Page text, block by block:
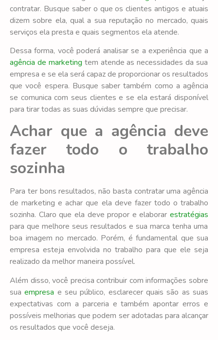
contratar. Busque saber o que os clientes antigos e atuais
dizem sobre ela, qual a sua reputação no mercado, quais
serviços ela presta e quais segmentos ela atende.
Dessa forma, você poderá analisar se a experiência que a
agência de marketing tem atende as necessidades da sua
empresa e se ela será capaz de proporcionar os resultados
que você espera. Busque saber também como a agência
se comunica com seus clientes e se ela estará disponível
para tirar todas as suas dúvidas sempre que precisar.
Achar que a agência deve
fazer todo o trabalho
sozinha
Para ter bons resultados, não basta contratar uma agência
de marketing e achar que ela deve fazer todo o trabalho
sozinha. Claro que ela deve propor e elaborar estratégias
para que melhore seus resultados e sua marca tenha uma
boa imagem no mercado. Porém, é fundamental que sua
empresa esteja envolvida no trabalho para que ele seja
realizado da melhor maneira possível.
Além disso, você precisa contribuir com informações sobre
sua empresa e seu público, esclarecer quais são as suas
expectativas com a parceria e também apontar erros e
possíveis melhorias que podem ser adotadas para alcançar
os resultados que você deseja.